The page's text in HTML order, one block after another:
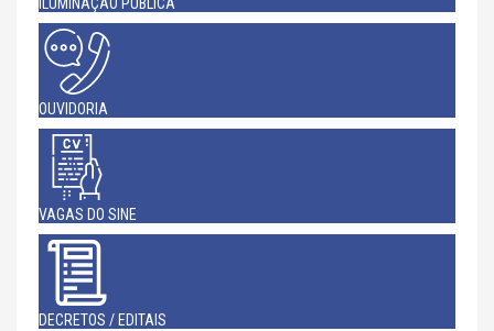
ILUMINAÇÃO PÚBLICA
OUVIDORIA
VAGAS DO SINE
DECRETOS / EDITAIS